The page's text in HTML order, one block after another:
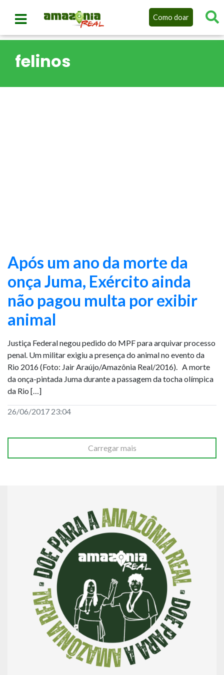
Como doar
felinos
Após um ano da morte da
onça Juma, Exército ainda
não pagou multa por exibir
animal
Justiça Federal negou pedido do MPF para arquivar processo
penal. Um militar exigiu a presença do animal no evento da
Rio 2016 (Foto: Jair Araújo/Amazônia Real/2016). A morte
da onça-pintada Juma durante a passagem da tocha olímpica
da Rio […]
26/06/2017 23:04
Carregar mais